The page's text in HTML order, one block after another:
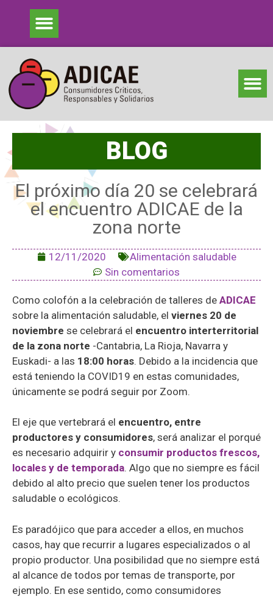
BLOG
El próximo día 20 se celebrará
el encuentro ADICAE de la
zona norte
12/11/2020
Alimentación saludable
Sin comentarios
Como colofón a la celebración de talleres de ADICAE
sobre la alimentación saludable, el viernes 20 de
noviembre se celebrará el encuentro interterritorial
de la zona norte -Cantabria, La Rioja, Navarra y
Euskadi- a las 18:00 horas. Debido a la incidencia que
está teniendo la COVID19 en estas comunidades,
únicamente se podrá seguir por Zoom.
El eje que vertebrará el encuentro, entre
productores y consumidores, será analizar el porqué
es necesario adquirir y consumir productos frescos,
locales y de temporada. Algo que no siempre es fácil
debido al alto precio que suelen tener los productos
saludable o ecológicos.
Es paradójico que para acceder a ellos, en muchos
casos, hay que recurrir a lugares especializados o al
propio productor. Una posibilidad que no siempre está
al alcance de todos por temas de transporte, por
ejemplo. En ese sentido, como consumidores